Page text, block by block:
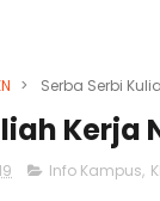
> Serba Serbi
Info Kampus,